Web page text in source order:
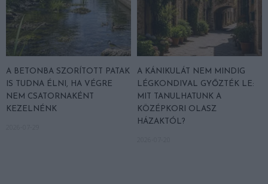
A BETONBA SZORÍTOTT PATAK
IS TUDNA ÉLNI, HA VÉGRE
NEM CSATORNAKÉNT
KEZELNÉNK
A KÁNIKULÁT NEM MINDIG
LÉGKONDIVAL GYŐZTÉK LE:
MIT TANULHATUNK A
KÖZÉPKORI OLASZ
HÁZAKTÓL?